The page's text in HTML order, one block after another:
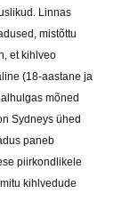
Linnas
mistõttu
et kihlveo
(18-aastane ja
mõned
Sydneys ühed
paneb
piirkondlikele
kihlvedude